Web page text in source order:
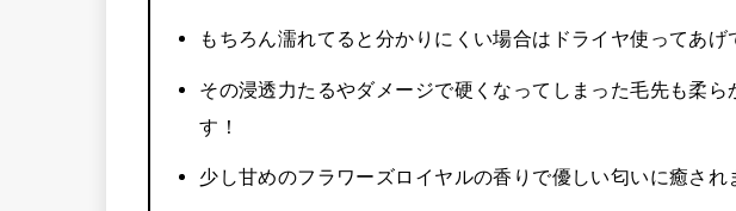
もちろん濡れてると分かりにくい場合はドライヤ使ってあげ
その浸透力たるやダメージで硬くなってしまった毛先も柔ら
す！
少し甘めのフラワーズロイヤルの香りで優しい匂いに癒され